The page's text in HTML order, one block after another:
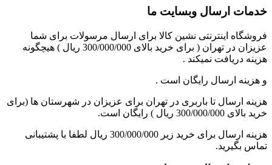
خدمات ارسال وبسایت ما
فروشگاه اینترنتی نشین کالا برای ارسال مرسولات برای شما
عزیزان در تهران ( برای خرید بالای 300/000/000 ریال ) هیچگونه
هزینه دریافت نمیکند .
و هزینه ارسال رایگان است .
هزینه ارسال تا باربری در تهران برای عزیزان در شهرستان ها (برای
خرید بالای 300/000/000 ریال ) رایگان است.
هزینه ارسال برای خرید زیر 300/000/000 ریال لطفا با پشتیبانی
تماس بگیرید.